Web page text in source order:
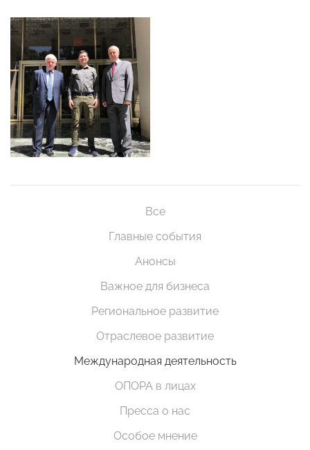
Все
Главные события
Анонсы
Важное для бизнеса
Региональное развитие
Отраслевое развитие
Международная деятельность
ОПОРА в лицах
Пресса о нас
Особое мнение